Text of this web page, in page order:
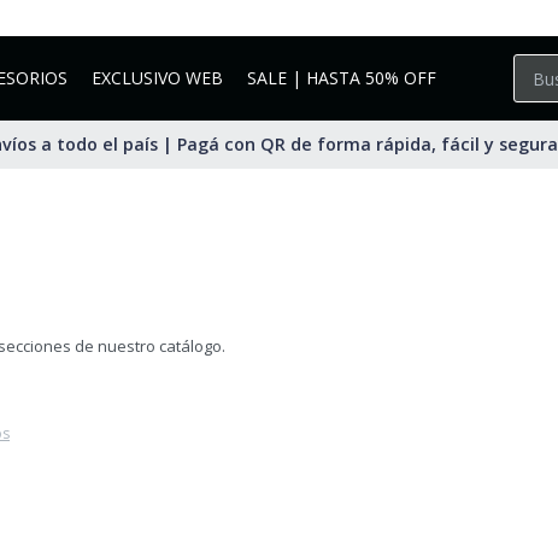
EXCLUSIVO WEB SALE | HASTA 50% OFF
a todo el país | Pagá con QR de forma rápida, fácil y segura
de nuestro catálogo.